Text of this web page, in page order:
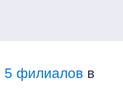
5 филиалов в